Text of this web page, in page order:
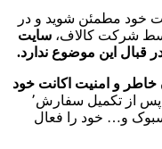
خود مطمئن شوید و در
شرکت کالاف، سایت
قبال این موضوع ندارد.
و امنیت اکانت خود
و همچنین پس از تکمیل سفارش٬
مرحله ای اکتیویژن ٬ جیمیل ٬ فیسبوک و… خود را فعال